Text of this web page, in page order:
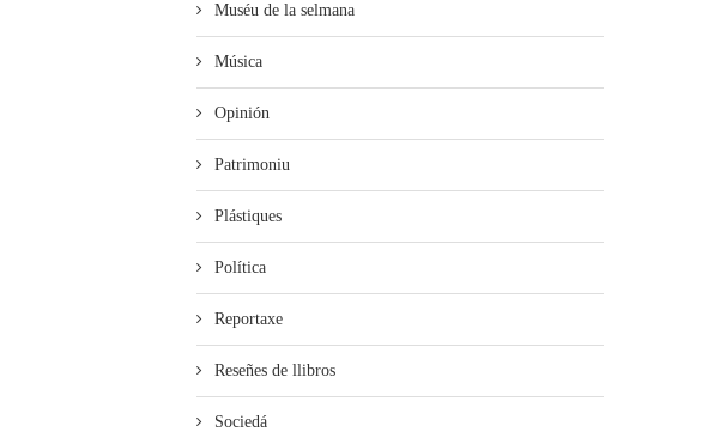
Muséu de la selmana
Música
Opinión
Patrimoniu
Plástiques
Política
Reportaxe
Reseñes de llibros
Sociedá